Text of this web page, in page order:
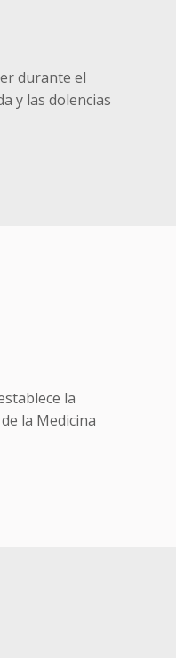
durante el
y las dolencias
la
la Medicina